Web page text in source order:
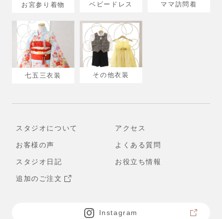
お宮参り着物 ベビードレス ママ訪問着
七五三衣装 その他衣装
スタジオについて アクセス
お客様の声 よくある質問
スタジオ日記 お役立ち情報
追加のご注文
Instagram